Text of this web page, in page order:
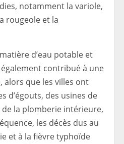
notamment la variole,
rougeole et la
d’eau potable et
contribué à une
alors que les villes ont
d’égouts, des usines de
la plomberie intérieure,
les décès dus au
et à la fièvre typhoïde